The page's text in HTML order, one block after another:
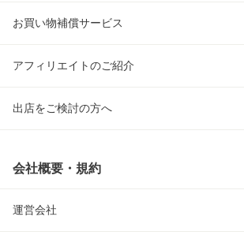
お買い物補償サービス
アフィリエイトのご紹介
出店をご検討の方へ
会社概要・規約
運営会社